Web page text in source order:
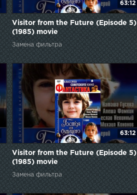
63:12
Visitor from the Future (Episode 5)
(1985) movie
Замена фильтра
63:12
Visitor from the Future (Episode 5)
(1985) movie
Замена фильтра